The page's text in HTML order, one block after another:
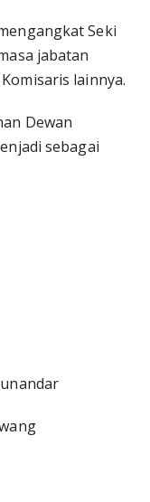
Seki
jabatan
lainnya.
Dewan
sebagai